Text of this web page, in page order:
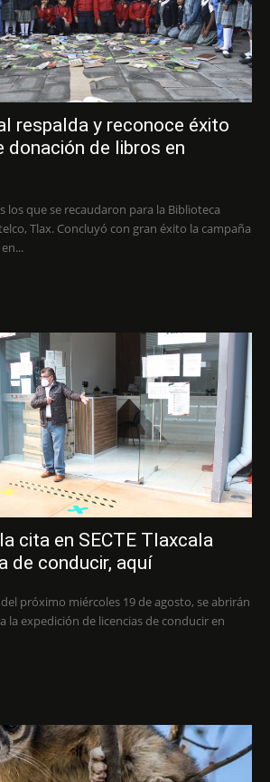
respalda y reconoce éxito
donación de libros en
los que se recaudaron para la Biblioteca
cita en SECTE Tlaxcala
de conducir, aquí
próximo miércoles 19 de agosto, se abrirán
la expedición de licencias de conducir en